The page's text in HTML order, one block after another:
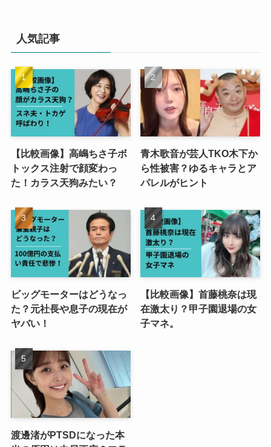
人気記事
【比較画像】高嶋ちさ子ボ
トックス注射で顔変わっ
た！カラス天狗みたい？
青木歌音が芸人TKO木下か
ら性被害？ゆるキャラとア
パレルがヒント
ビッグモーターはどうなっ
た？元社長や息子の現在が
ヤバい！
【比較画像】首藤桃奈は現
在激太り？甲子園退場の女
子マネ。
渡邊渚がPTSDになった本